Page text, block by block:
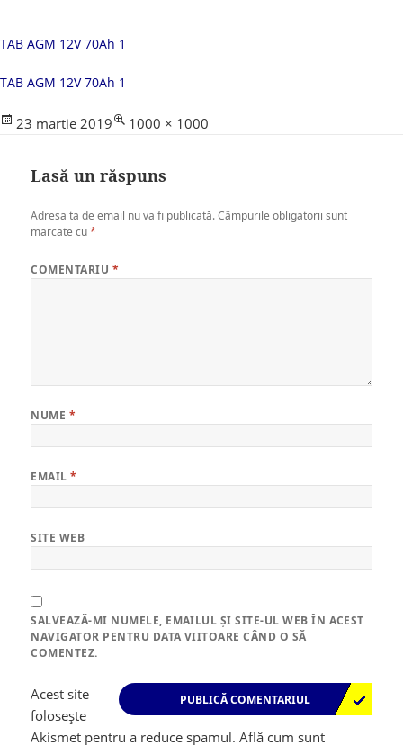
TAB AGM 12V 70Ah 1
TAB AGM 12V 70Ah 1
Posted
23 martie 2019
Full
1000 × 1000
Lasă un răspuns
Adresa ta de email nu va fi publicată. Câmpurile obligatorii sunt
marcate cu*
COMENTARIU *
NUME *
EMAIL*
SITE WEB
SALVEAZĂ-MI NUMELE, EMAILUL ȘI SITE-UL WEB ÎN ACEST
NAVIGATOR PENTRU DATA VIITOARE CÂND O SĂ
COMENTEZ.
Acest site
folosește
Akismet pentru a reduce spamul.Află cum sunt